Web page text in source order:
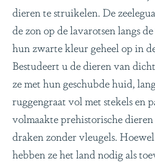
dieren te struikelen. De
de zon op de lavarotsen langs
hun zwarte kleur geheel op in
Bestudeert u de dieren van
ze met hun geschubde huid,
ruggengraat vol met stekels en
volmaakte prehistorische
draken zonder vleugels.
hebben ze het land nodig als